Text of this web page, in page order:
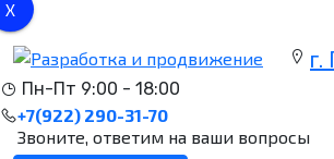
г.
Пн-Пт 9:00 - 18:00
+7(922) 290-31-70
Звоните, ответим на ваши вопросы
X